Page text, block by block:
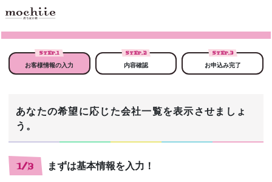
STEP.1
お客様情報の入力
STEP.2
内容確認
STEP.3
お申込み完了
あなたの希望に応じた会社一覧を表示させましょ
う。
1/3 まずは基本情報を入力！